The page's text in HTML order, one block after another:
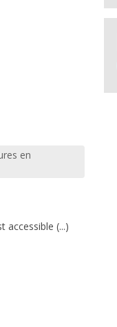
en
accessible (...)